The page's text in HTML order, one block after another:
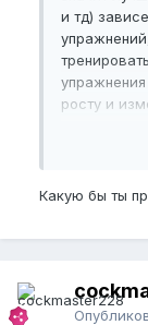
и тд)
росту и
Какую бы ты